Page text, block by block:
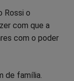
Rossi o
com que a
com o poder
de família.